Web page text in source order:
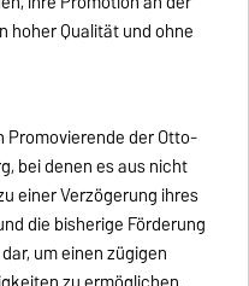
hoher Qualität und ohne
der Otto-
bei denen es aus nicht
einer Verzögerung ihres
die bisherige Förderung
um einen zügigen